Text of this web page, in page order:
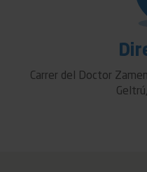
Carrer del Doctor